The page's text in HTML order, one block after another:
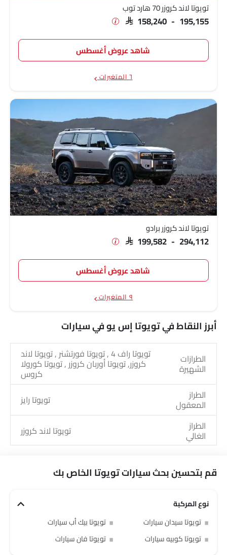
تويوتا لاند كروزر 70 هارد توب
SAR 158,240 - 195,155
شاهد عروض أغسطس
٦ المتغيرات
تويوتا لاند كروزر برادو
SAR 199,582 - 294,112
شاهد عروض أغسطس
٩ المتغيرات
أبرز النقاط في تويوتا إس يو في سيارات
الطرازات
الشهيرة
تويوتا راف 4 , تويوتا فورتشنر , تويوتا لاند
كروزر, تويوتا أوربان كروزر , تويوتا كورولا
كروس
الطراز
المعقول
تويوتا رايز
الطراز
الغالي تويوتا لاند كروزر
القادمة كروزر إس إي, تويوتا FJ كروزر
قم بتحسين بحث سيارات تويوتا الخاص بك
نوع المركبة
تويوتا سيدان سيارات
تويوتا بيك أب سيارات
تويوتا كوبيه سيارات
تويوتا فان سيارات